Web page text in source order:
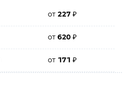
от227₽
от620₽
от 171₽